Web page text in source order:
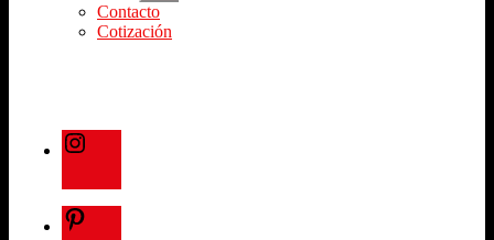
Contacto
Cotización